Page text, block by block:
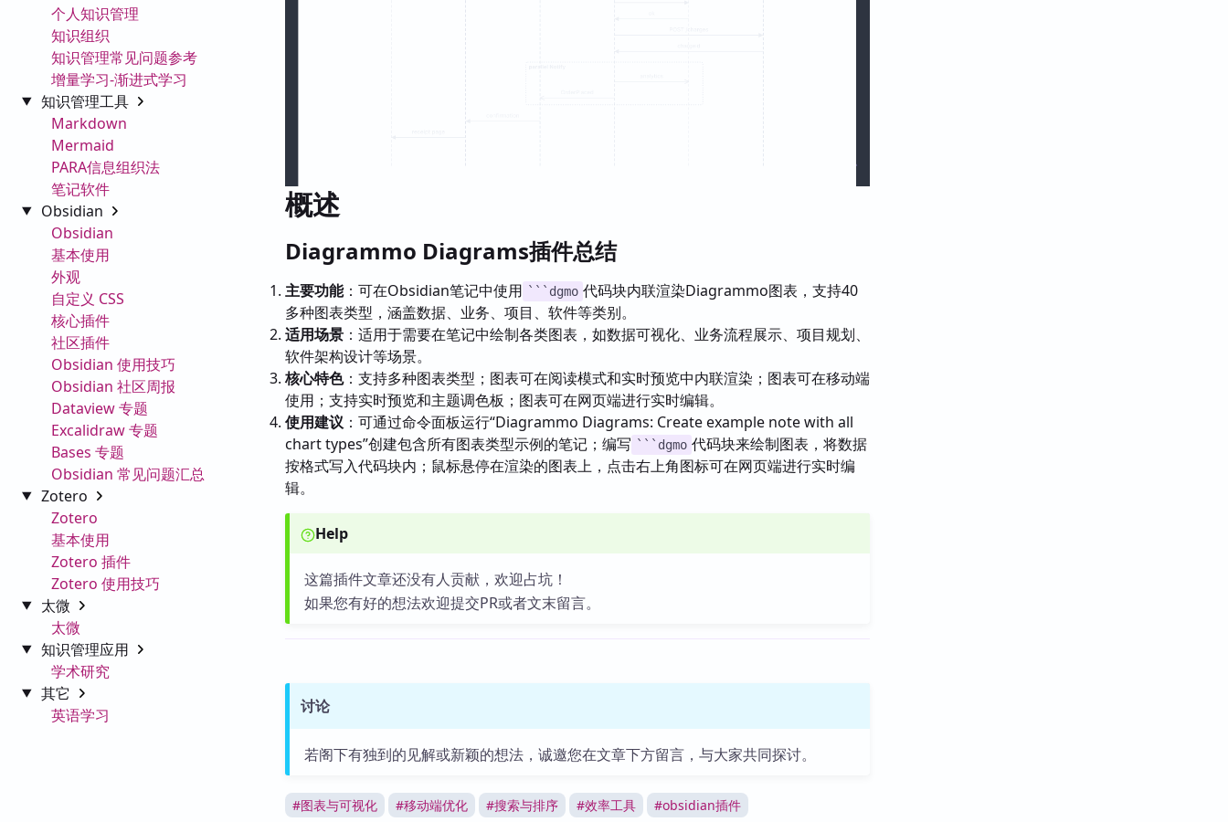
个人知识管理
知识组织
知识管理常见问题参考
增量学习-渐进式学习
知识管理工具
Markdown
Mermaid
PARA信息组织法
笔记软件
Obsidian
Obsidian
基本使用
外观
自定义 CSS
核心插件
社区插件
Obsidian 使用技巧
Obsidian 社区周报
Dataview 专题
Excalidraw 专题
Bases 专题
Obsidian 常见问题汇总
Zotero
Zotero
基本使用
Zotero 插件
Zotero 使用技巧
太微
太微
知识管理应用
学术研究
其它
英语学习
概述
Diagrammo Diagrams插件总结
主要功能：可在Obsidian笔记中使用 ```dgmo 代码块内联渲染Diagrammo图表，支持40
多种图表类型，涵盖数据、业务、项目、软件等类别。
适用场景 ：适用于需要在笔记中绘制各类图表，如数据可视化、业务流程展示、项目规划、
软件架构设计等场景。
核心特色：支持多种图表类型；图表可在阅读模式和实时预览中内联渲染；图表可在移动端
使用；支持实时预览和主题调色板；图表可在网页端进行实时编辑。
使用建议 ：可通过命令面板运行“Diagrammo Diagrams: Create example note with all
chart types”创建包含所有图表类型示例的笔记；编写 ```dgmo 代码块来绘制图表，将数据
按格式写入代码块内；鼠标悬停在渲染的图表上，点击右上角图标可在网页端进行实时编
辑。
Help
这篇插件文章还没有人贡献，欢迎占坑！
如果您有好的想法欢迎提交PR或者文末留言。
讨论
若阁下有独到的见解或新颖的想法，诚邀您在文章下方留言，与大家共同探讨。
#图表与可视化 #移动端优化 #搜索与排序 #效率工具 #obsidian插件